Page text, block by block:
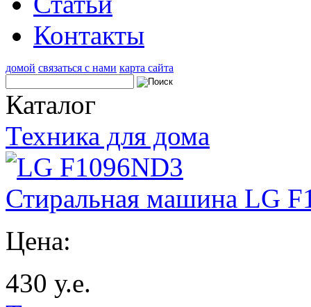
Контакты
домой связаться с нами карта сайта
Каталог
Техника для дома
Стиральная машина LG
Цена:
430 у.е.